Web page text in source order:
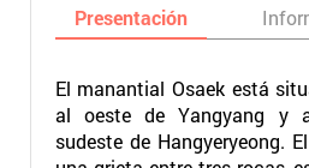
Presentación
El manantial Osaek está
al oeste de Yangyang y
sudeste de Hangyeryeong.